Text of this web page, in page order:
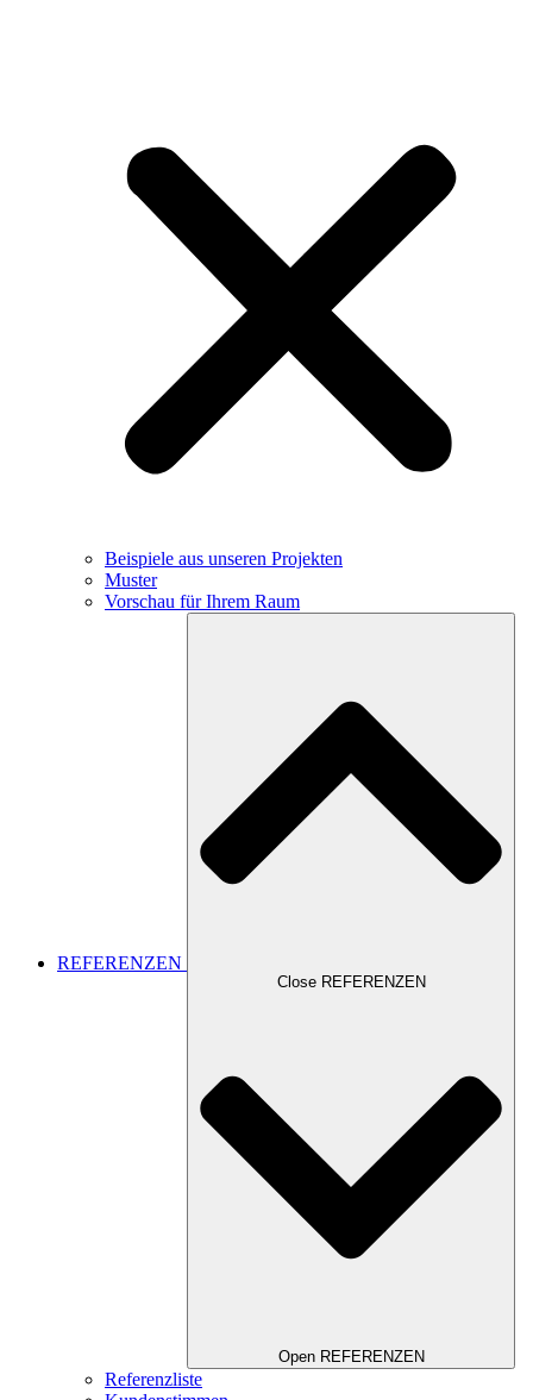
Beispiele aus unseren Projekten
Muster
Vorschau für Ihrem Raum
REFERENZEN
Close REFERENZEN
Open REFERENZEN
Referenzliste